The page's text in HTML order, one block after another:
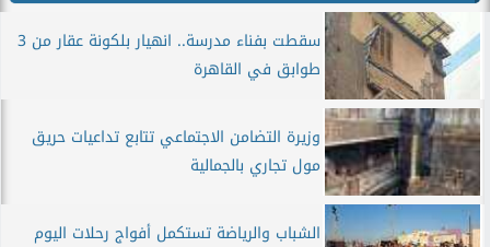
سقطت بفناء مدرسة.. انهيار بلكونة عقار من 3
طوابق في القاهرة
وزيرة التضامن الاجتماعي تتابع تداعيات حريق
مول تجاري بالجمالية
الشباب والرياضة تستكمل أفواج رحلات اليوم